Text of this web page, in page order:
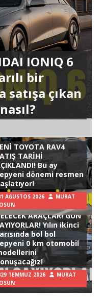
IONIQ 6
bir
satışa çıkan
TOYOTA RAV4
TARİHİ
Bu ay
dönemi resmen
1 AĞUSTOS 2026
MURAT
ARAÇLAR! GÜN
Yılın ikinci
bol bol
0 km otomobil
29 TEMMUZ 2026
MURAT